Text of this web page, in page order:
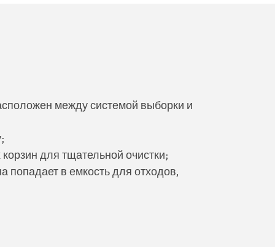
между системой выборки и
для тщательной очистки;
попадает в емкость для отходов,